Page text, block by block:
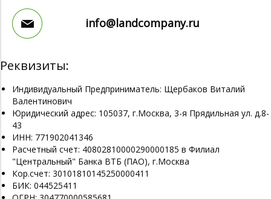
info@landcompany.ru
Реквизиты:
Индивидуальный Предприниматель: Щербаков Виталий
Валентинович
Юридический адрес: 105037, г.Москва, 3-я Прядильная ул. д.8-
43
ИНН: 771902041346
Расчетный счет: 40802810000290000185 в Филиал
"Центральный" Банка ВТБ (ПАО), г.Москва
Кор.счет: 30101810145250000411
БИК: 044525411